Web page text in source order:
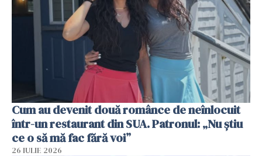
Cum au devenit două românce de neînlocuit
într-un restaurant din SUA. Patronul: „Nu știu
ce o să mă fac fără voi”
26 IULIE 2026